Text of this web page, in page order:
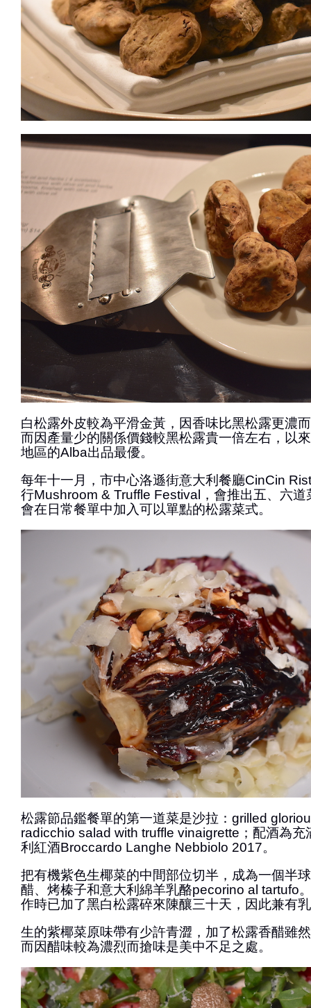
白松露外皮較為平滑金黃，因香味比黑松露更濃
而因產量少的關係價錢較黑松露貴一倍左右，以
地區的Alba出品最優。
每年十一月，市中心洛遜街意大利餐廳CinCin
行Mushroom & Truffle Festival，會推出五、六道
會在日常餐單中加入可以單點的松露菜式。
松露節品鑑餐單的第一道菜是沙拉：grilled
radicchio salad with truffle vinaigrette；配酒為充
利紅酒Broccardo Langhe Nebbiolo 2017。
把有機紫色生椰菜的中間部位切半，成為一個半
醋、烤榛子和意大利綿羊乳酪pecorino al tartufo
作時已加了黑白松露碎來陳釀三十天，因此兼有
生的紫椰菜原味帶有少許青澀，加了松露香醋雖
而因醋味較為濃烈而搶味是美中不足之處。